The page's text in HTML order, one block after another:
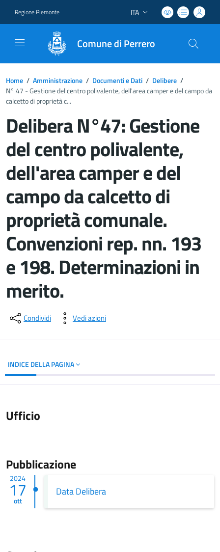
Regione Piemonte Lingua attiva:
ITA
Comune di Perrero
Home / Amministrazione / Documenti e Dati / Delibere /
N° 47 - Gestione del centro polivalente, dell'area camper e del campo da
calcetto di proprietà c...
Delibera N°47: Gestione
del centro polivalente,
dell'area camper e del
campo da calcetto di
proprietà comunale.
Convenzioni rep. nn. 193
e 198. Determinazioni in
merito.
Dettagli del documento
Condividi Vedi azioni
INDICE DELLA PAGINA
Ufficio
Pubblicazione
2024
17
ott
Data Delibera